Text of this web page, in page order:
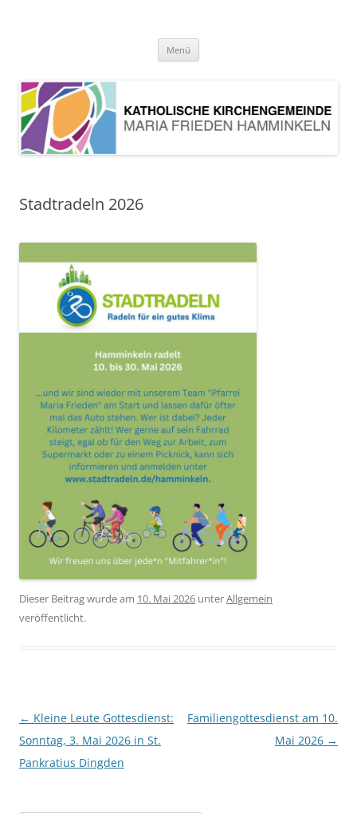
Menü
Stadtradeln 2026
Dieser Beitrag wurde am 10. Mai 2026 unterAllgemein
veröffentlicht.
Beitrags-
Navigation
← Kleine Leute Gottesdienst:
Sonntag, 3. Mai 2026 in St.
Pankratius Dingden
Familiengottesdienst am 10.
Mai 2026 →